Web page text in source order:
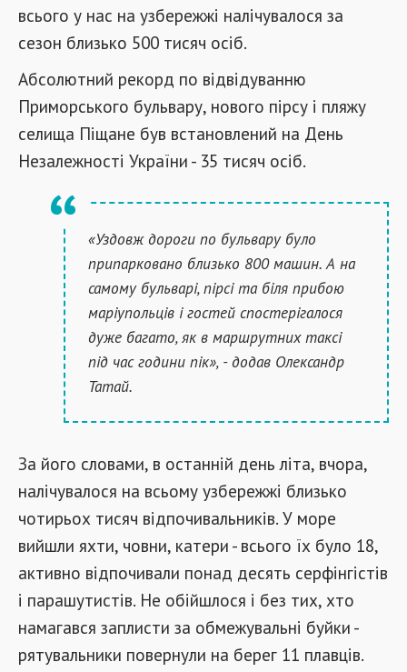
всього у нас на узбережжі налічувалося за
сезон близько 500 тисяч осіб.
Абсолютний рекорд по відвідуванню
Приморського бульвару, нового пірсу і пляжу
селища Піщане був встановлений на День
Незалежності України - 35 тисяч осіб.
«Уздовж дороги по бульвару було
припарковано близько 800 машин. А на
самому бульварі, пірсі та біля прибою
маріупольців і гостей спостерігалося
дуже багато, як в маршрутних таксі
під час години пік», - додав Олександр
Татай.
За його словами, в останній день літа, вчора,
налічувалося на всьому узбережжі близько
чотирьох тисяч відпочивальників. У море
вийшли яхти, човни, катери - всього їх було 18,
активно відпочивали понад десять серфінгістів
і парашутистів. Не обійшлося і без тих, хто
намагався заплисти за обмежувальні буйки -
рятувальники повернули на берег 11 плавців.